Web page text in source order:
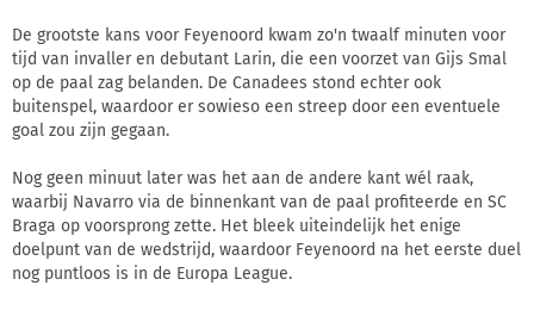
De grootste kans voor Feyenoord kwam zo'n twaalf minuten voor
tijd van invaller en debutant Larin, die een voorzet van Gijs Smal
op de paal zag belanden. De Canadees stond echter ook
buitenspel, waardoor er sowieso een streep door een eventuele
goal zou zijn gegaan.
Nog geen minuut later was het aan de andere kant wél raak,
waarbij Navarro via de binnenkant van de paal profiteerde en SC
Braga op voorsprong zette. Het bleek uiteindelijk het enige
doelpunt van de wedstrijd, waardoor Feyenoord na het eerste duel
nog puntloos is in de Europa League.